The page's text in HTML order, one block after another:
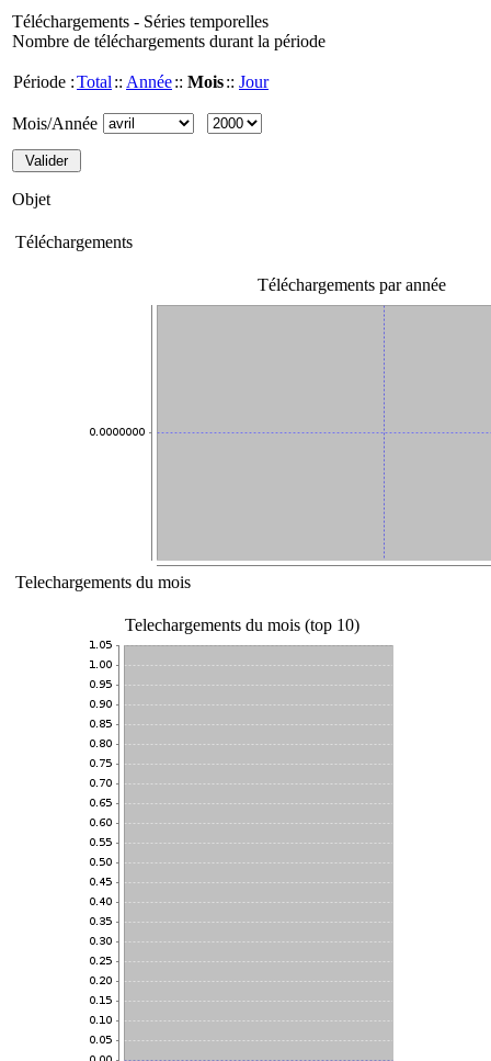
Téléchargements - Séries temporelles
Nombre de téléchargements durant la période
Période :Total :: Année:: Mois:: Jour
Mois/Année
Objet
Téléchargements
Téléchargements par année
Telechargements du mois
Telechargements du mois (top 10)